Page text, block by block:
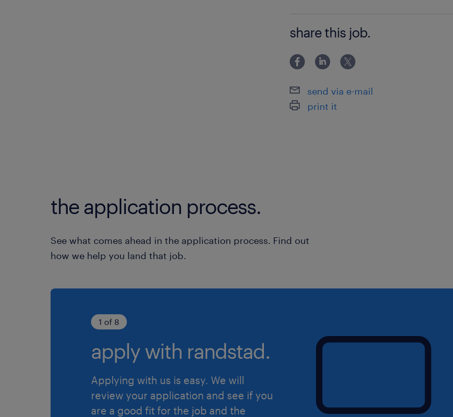
biomedico (Classe L/SNT3)
riferimento
Il presente annuncio è rivolto a
(https://www.randstad.it/privacy/) ai
share this job.
send via e-mail
print it
the application process.
See what comes ahead in the application process. Find out
how we help you land that job.
1 of 8
apply with randstad.
Applying with us is easy. We will
review your application and see if you
are a good fit for the job and the